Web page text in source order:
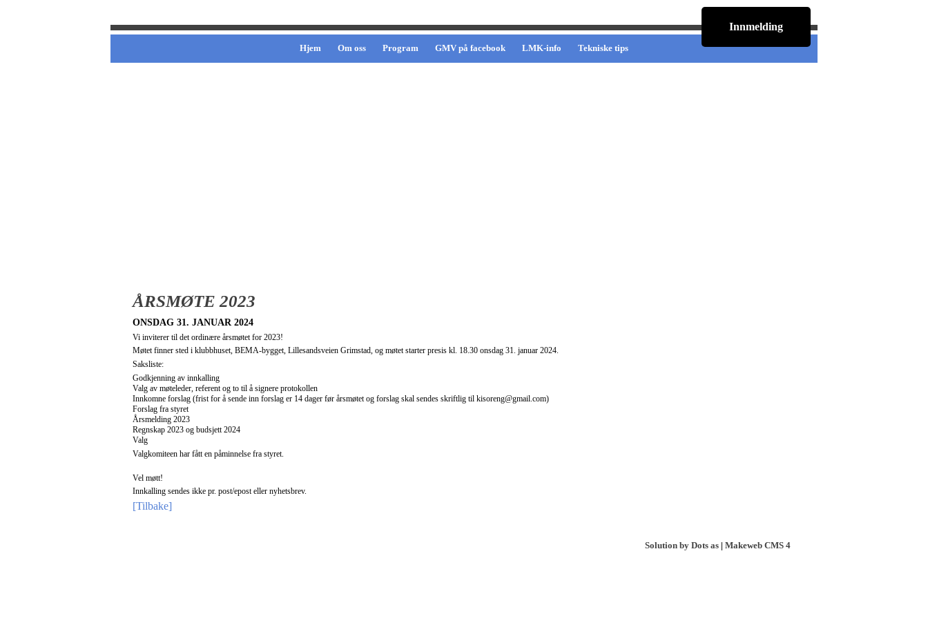
Innmelding
Hjem Om oss Program GMV på facebook LMK-info Tekniske tips
ÅRSMØTE 2023
ONSDAG 31. JANUAR 2024
Vi inviterer til det ordinære årsmøtet for 2023!
Møtet finner sted i klubbhuset, BEMA-bygget, Lillesandsveien Grimstad, og møtet starter presis kl. 18.30 onsdag 31. januar 2024.
Saksliste:
Godkjenning av innkalling
Valg av møteleder, referent og to til å signere protokollen
Innkomne forslag (frist for å sende inn forslag er 14 dager før årsmøtet og forslag skal sendes skriftlig til kisoreng@gmail.com)
Forslag fra styret
Årsmelding 2023
Regnskap 2023 og budsjett 2024
Valg
Valgkomiteen har fått en påminnelse fra styret.
Vel møtt!
Innkalling sendes ikke pr. post/epost eller nyhetsbrev.
[Tilbake]
Solution by Dots as | Makeweb CMS 4